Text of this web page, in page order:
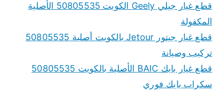
قطع غيار جيلي Geely الكويت 50805535 الأصلية
المكفولة
قطع غيار جيتور Jetour بالكويت أصلية 50805535
تركيب وصيانة
قطع غيار بايك BAIC الأصلية بالكويت 50805535
سكراب بايك فوري